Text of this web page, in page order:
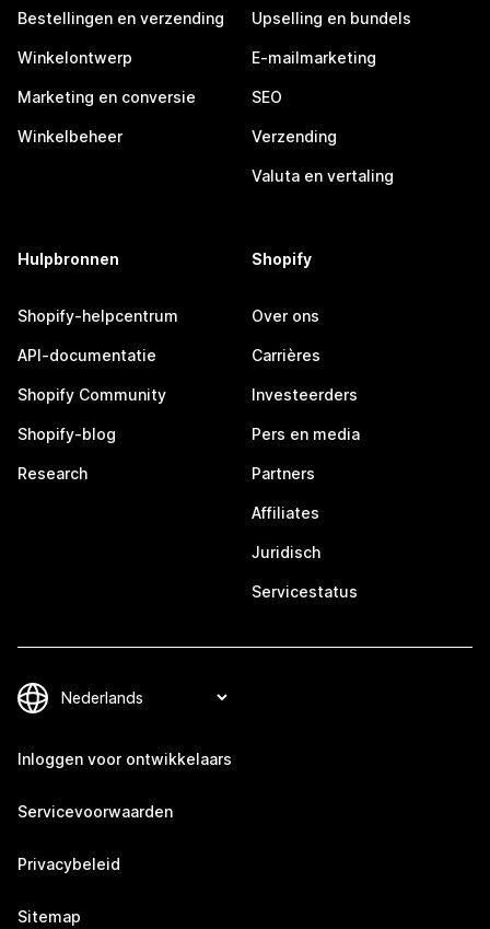
Bestellingen en verzending
Winkelontwerp
Marketing en conversie
Winkelbeheer
Upselling en bundels
E-mailmarketing
SEO
Verzending
Valuta en vertaling
Hulpbronnen
Shopify-helpcentrum
API-documentatie
Shopify Community
Shopify-blog
Research
Shopify
Over ons
Carrières
Investeerders
Pers en media
Partners
Affiliates
Juridisch
Servicestatus
Inloggen voor ontwikkelaars
Servicevoorwaarden
Privacybeleid
Sitemap